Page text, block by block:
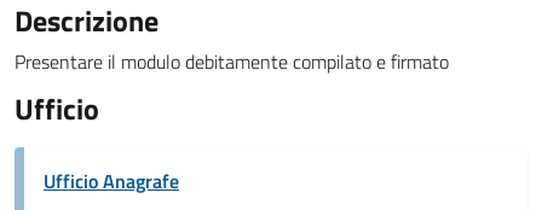
Descrizione
Presentare il modulo debitamente compilato e firmato
Ufficio
Ufficio Anagrafe